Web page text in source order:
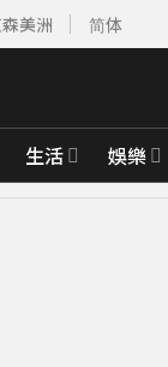
美洲 简体
生活 娛樂